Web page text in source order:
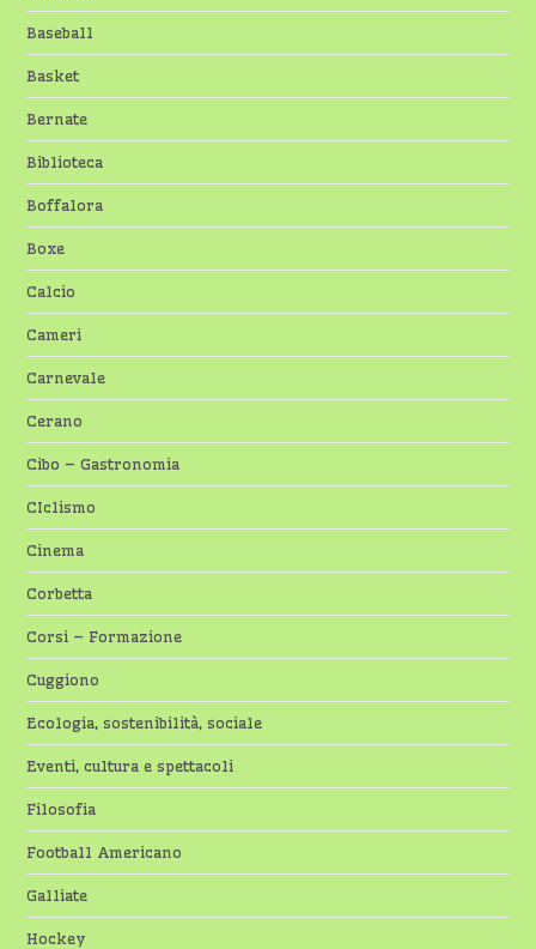
Baseball
Basket
Bernate
Biblioteca
Boffalora
Boxe
Calcio
Cameri
Carnevale
Cerano
Cibo – Gastronomia
CIclismo
Cinema
Corbetta
Corsi – Formazione
Cuggiono
Ecologia, sostenibilità, sociale
Eventi, cultura e spettacoli
Filosofia
Football Americano
Galliate
Hockey